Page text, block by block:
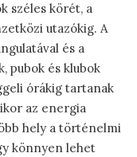
széles körét, a
utazókig. A
és a
pubok és klubok
órákig tartanak
az energia
hely a történelmi
könnyen lehet